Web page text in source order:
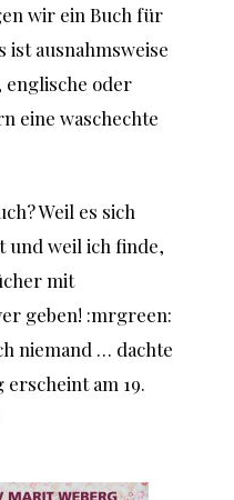
wir ein Buch für
ist ausnahmsweise
englische oder
eine waschechte
Weil es sich
und weil ich finde,
mit
geben! :mrgreen:
niemand … dachte
erscheint am 19.